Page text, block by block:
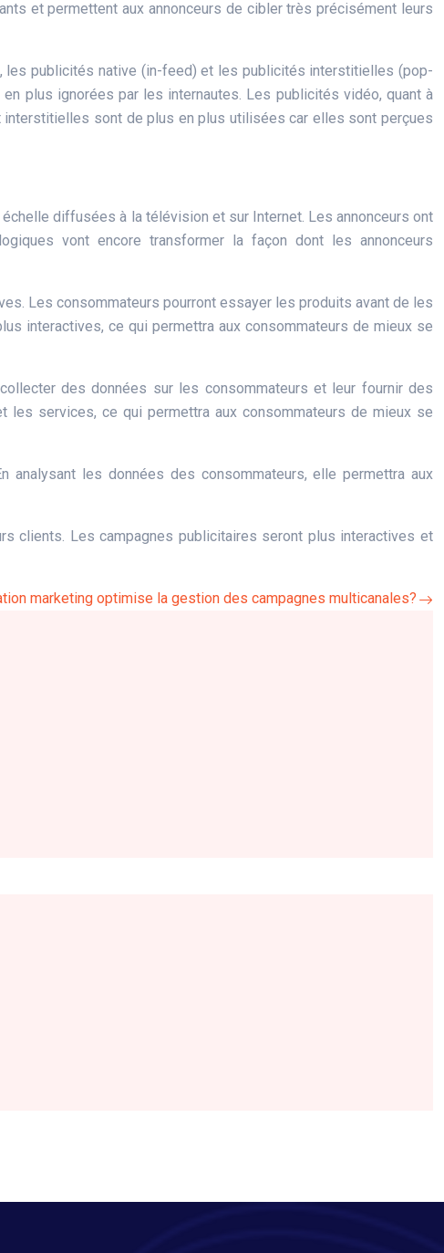
et permettent aux annonceurs de cibler très précisément leurs
publicités native (in-feed) et les publicités interstitielles (pop-
plus ignorées par les internautes. Les publicités vidéo, quant à
sont de plus en plus utilisées car elles sont perçues
diffusées à la télévision et sur Internet. Les annonceurs ont
vont encore transformer la façon dont les annonceurs
Les consommateurs pourront essayer les produits avant de les
interactives, ce qui permettra aux consommateurs de mieux se
des données sur les consommateurs et leur fournir des
services, ce qui permettra aux consommateurs de mieux se
analysant les données des consommateurs, elle permettra aux
clients. Les campagnes publicitaires seront plus interactives et
marketing optimise la gestion des campagnes multicanales?